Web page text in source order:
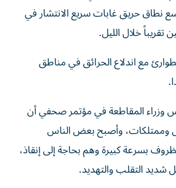
نطاق حريق غابات سريع الانتشار في
تقريباً خلال الليل.
مع اندلاع الحرائق في مناطق
وزراء المقاطعة في مؤتمر صحفي أن
وممتلكات، وأصبح بعض الناس
بسرعة كبيرة وهم بحاجة إلى إنقاذ،
شديد التقلب والتهديد.